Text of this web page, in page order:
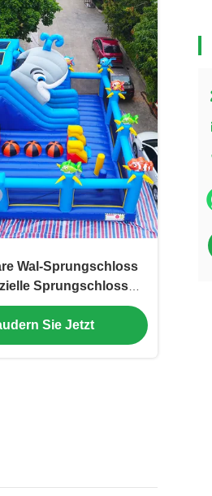
Wal-Sprungschloss
Sprungschloss
Rutschplatz
Sie Jetzt